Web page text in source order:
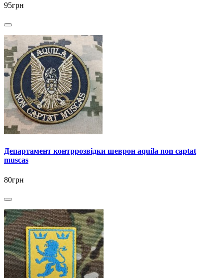
95грн
Департамент контррозвідки шеврон aquila non captat
muscas
80грн